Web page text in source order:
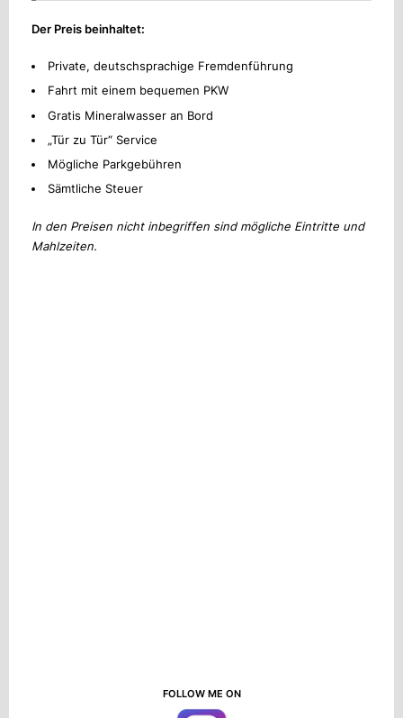
Der Preis beinhaltet:
Private, deutschsprachige Fremdenführung
Fahrt mit einem bequemen PKW
Gratis Mineralwasser an Bord
„Tür zu Tür“ Service
Mögliche Parkgebühren
Sämtliche Steuer
In den Preisen nicht inbegriffen sind mögliche Eintritte und
Mahlzeiten.
FOLLOW ME ON